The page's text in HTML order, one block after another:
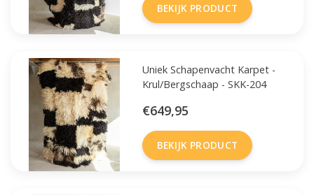
BEKIJK PRODUCT
Uniek Schapenvacht Karpet -
Krul/Bergschaap - SKK-204
€649,95
BEKIJK PRODUCT